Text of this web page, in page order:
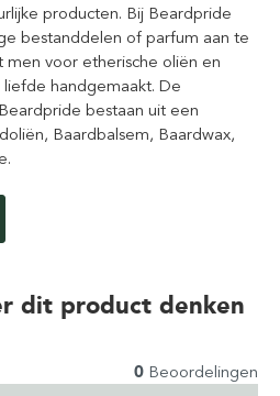
producten. Bij Beardpride
bestanddelen of parfum aan te
men voor etherische oliën en
liefde handgemaakt. De
bestaan uit een
Baardbalsem, Baardwax,
dit product denken
0 Beoordelingen